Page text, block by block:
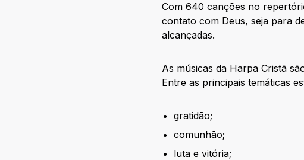
Com 640 canções no
contato com Deus, seja para
alcançadas.
As músicas da Harpa Cristã
Entre as principais temáticas
gratidão;
comunhão;
luta e vitória;